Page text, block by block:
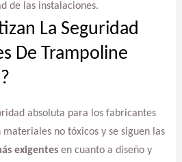
de las instalaciones.
La Seguridad
De Trampoline
absoluta para los fabricantes
materiales no tóxicos y se siguen las
exigentesen cuanto a diseño y